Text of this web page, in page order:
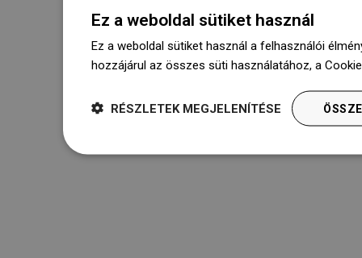
Ez a weboldal sütiket használ
Ez a weboldal sütiket használ a felhasználói
hozzájárul az összes süti használatához, a
RÉSZLETEK MEGJELENÍTÉSE